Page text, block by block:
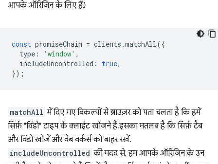
आपके ऑरिजिन के लिए हैं.)
const promiseChain = clients .matchAll({
type : 'window' ,
includeUncontrolled : true,
});
matchAll में दिए गए विकल्पों से ब्राउज़र को पता चलता है कि हमें
सिर्फ़ "विंडो" टाइप के क्लाइंट खोजने हैं. इसका मतलब है कि सिर्फ़ टैब
और विंडो खोजें और वेब वर्कर्स को बाहर रखें.
includeUncontrolled की मदद से, हम आपके ऑरिजिन के उन